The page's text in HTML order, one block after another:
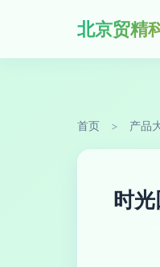
北京贸精
首页 > 产品
时